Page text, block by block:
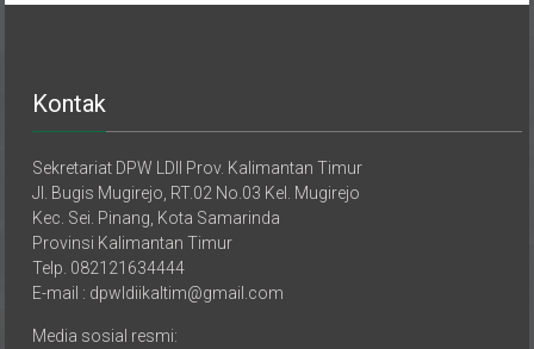
Jl. Bugis Mugirejo, RT.02 No.03 Kel. Mugirejo
Kec. Sei. Pinang, Kota Samarinda
Provinsi Kalimantan Timur
Telp. 082121634444
E-mail : dpwldiikaltim@gmail.com
Website Internal: https://ldiikaltim.or.id